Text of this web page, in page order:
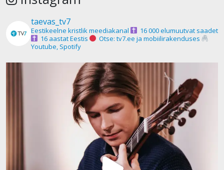
taevas_tv7
Eestikeelne kristlik meediakanal
16 000 elumuutvat saadet
16 aastat Eestis
Otse: tv7.ee ja mobiilirakenduses
Youtube, Spotify